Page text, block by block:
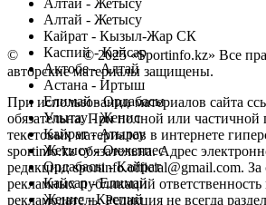
Алтай - Жетысу
Алтай - Жетысу
Кайрат - Кызыл-Жар СК
Каспий - Кайсар
Актобе - Алтай
Астана - Иртыш
Елимай - Ордабасы
Улытау - Женис
Кайрат - Атырау
Жетысу - Окжетпес
Ордабасы - Кайрат
Кайсар - Елимай
Женис - Каспий
© Copyright© 2025 «Sportinfo.kz» Все
авторские материалы защищены.
При использовании материалов сайта
обязательна. При полной или частичной
текстовых материалов в интернете
sportinfo.kz обязательна. Адрес
редакции: sportinfo.official@gmail.com. За
рекламных публикаций ответственность
рекламодатель. Редакция не всегда